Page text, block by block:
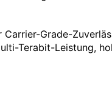
Carrier-Grade-
Terabit-Leistung,